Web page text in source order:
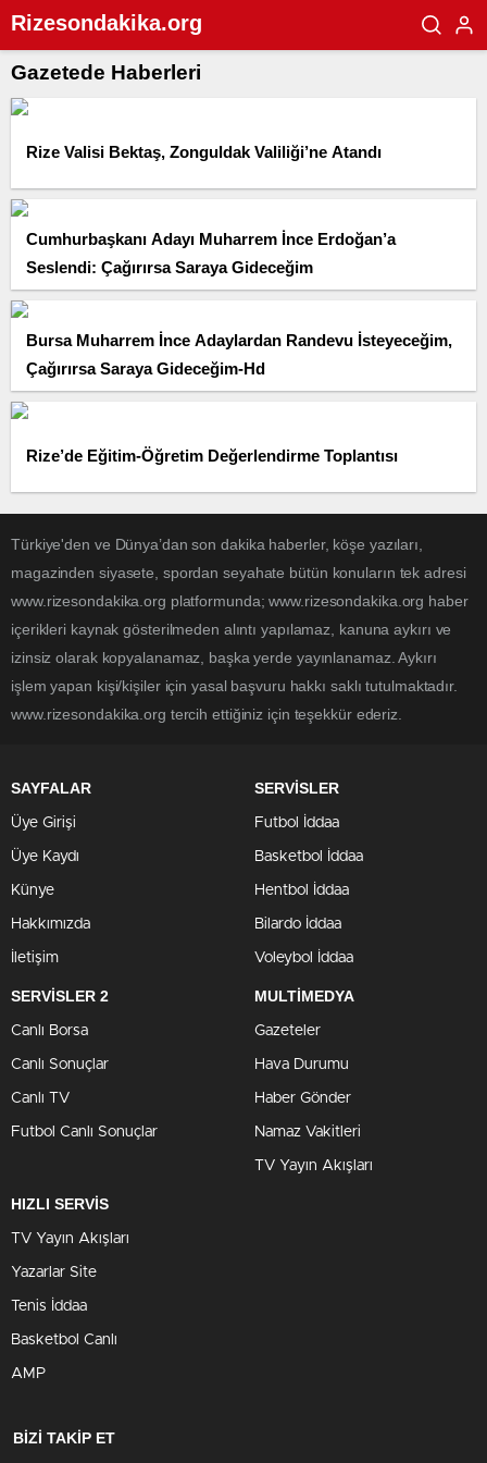
Rizesondakika.org
Gazetede Haberleri
Rize Valisi Bektaş, Zonguldak Valiliği’ne Atandı
Cumhurbaşkanı Adayı Muharrem İnce Erdoğan’a
Seslendi: Çağırırsa Saraya Gideceğim
Bursa Muharrem İnce Adaylardan Randevu İsteyeceğim,
Çağırırsa Saraya Gideceğim-Hd
Rize’de Eğitim-Öğretim Değerlendirme Toplantısı
Türkiye'den ve Dünya’dan son dakika haberler, köşe yazıları,
magazinden siyasete, spordan seyahate bütün konuların tek adresi
www.rizesondakika.org platformunda; www.rizesondakika.org haber
içerikleri kaynak gösterilmeden alıntı yapılamaz, kanuna aykırı ve
izinsiz olarak kopyalanamaz, başka yerde yayınlanamaz. Aykırı
işlem yapan kişi/kişiler için yasal başvuru hakkı saklı tutulmaktadır.
www.rizesondakika.org tercih ettiğiniz için teşekkür ederiz.
SAYFALAR
Üye Girişi
Üye Kaydı
Künye
Hakkımızda
İletişim
SERVİSLER
Futbol İddaa
Basketbol İddaa
Hentbol İddaa
Bilardo İddaa
Voleybol İddaa
SERVİSLER 2
Canlı Borsa
Canlı Sonuçlar
Canlı TV
Futbol Canlı Sonuçlar
MULTİMEDYA
Gazeteler
Hava Durumu
Haber Gönder
Namaz Vakitleri
TV Yayın Akışları
HIZLI SERVİS
TV Yayın Akışları
Yazarlar Site
Tenis İddaa
Basketbol Canlı
AMP
BİZİ TAKİP ET